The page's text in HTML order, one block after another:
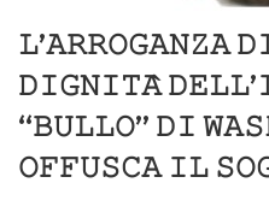
𝙻’𝙰𝚁𝚁𝙾𝙶𝙰𝙽𝚉𝙰
𝙳𝙸𝙶𝙽𝙸𝚃𝙰̀
“𝙱𝚄𝙻𝙻𝙾” 𝙳𝙸
𝙾𝙵𝙵𝚄𝚂𝙲𝙰 𝙸𝙻